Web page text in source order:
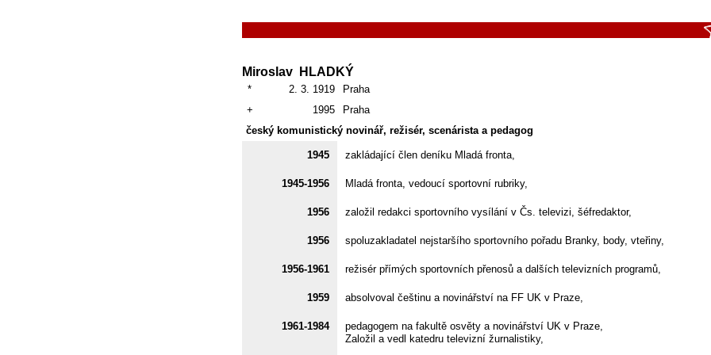
Miroslav HLADKÝ
* 2. 3. 1919
Praha
+
1995
Praha
český komunistický novinář, režisér, scenárista a pedagog
1945 zakládající člen deníku Mladá fronta,
1945-1956 Mladá fronta, vedoucí sportovní rubriky,
1956 založil redakci sportovního vysílání v Čs. televizi, šéfredaktor,
1956 spoluzakladatel nejstaršího sportovního pořadu Branky, body, vteřiny,
1956-1961 režisér přímých sportovních přenosů a dalších televizních programů,
1959 absolvoval češtinu a novinářství na FF UK v Praze,
1961-1984
pedagogem na fakultě osvěty a novinářství UK v Praze,
Založil a vedl katedru televizní žurnalistiky,